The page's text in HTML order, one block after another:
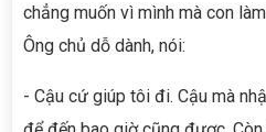
chẳng muốn vì mình mà con
Ông chủ dỗ dành, nói:
- Cậu cứ giúp tôi đi. Cậu mà